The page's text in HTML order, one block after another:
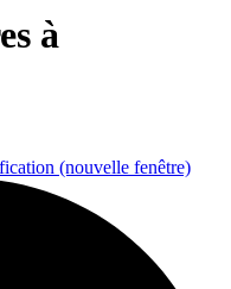
à
(nouvelle fenêtre)